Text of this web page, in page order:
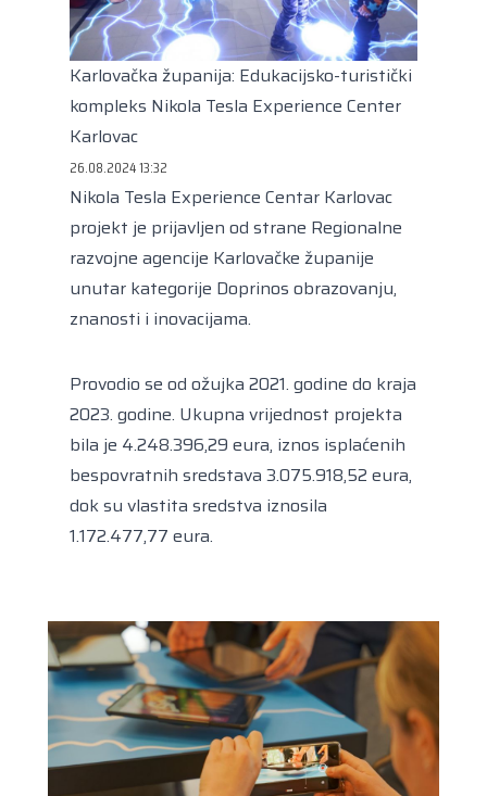
Europe
Europski odbor regija
Karlovačka županija: Edukacijsko-turistički
kompleks Nikola Tesla Experience Center
Karlovac
26.08.2024 13:32
Nikola Tesla Experience Centar Karlovac
projekt je prijavljen od strane Regionalne
razvojne agencije Karlovačke županije
unutar kategorije Doprinos obrazovanju,
znanosti i inovacijama.
Provodio se od ožujka 2021. godine do kraja
2023. godine. Ukupna vrijednost projekta
bila je 4.248.396,29 eura, iznos isplaćenih
bespovratnih sredstava 3.075.918,52 eura,
dok su vlastita sredstva iznosila
1.172.477,77 eura.